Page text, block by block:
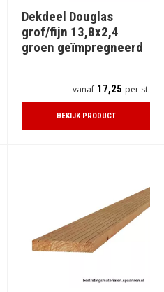
Dekdeel Douglas
grof/fijn 13,8x2,4
groen geïmpregneerd
vanaf 17,25 per st.
BEKIJK PRODUCT